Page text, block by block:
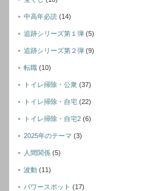
中高年必読 (14)
追跡シリーズ第１弾 (5)
追跡シリーズ第２弾 (9)
転職 (10)
トイレ掃除・公衆 (37)
トイレ掃除・自宅 (22)
トイレ掃除・自宅2 (6)
2025年のテーマ (3)
人間関係 (5)
波動 (11)
パワースポット (17)